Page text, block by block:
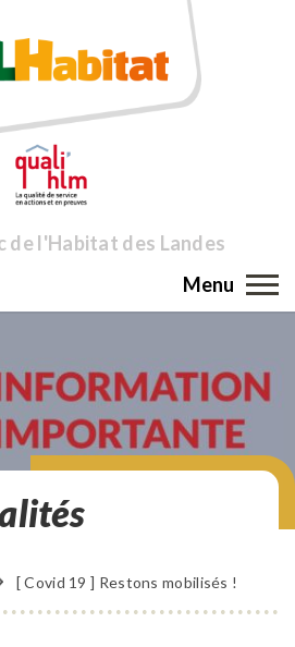
de l'Habitat des Landes
Menu
[ Covid 19 ] Restons mobilisés !